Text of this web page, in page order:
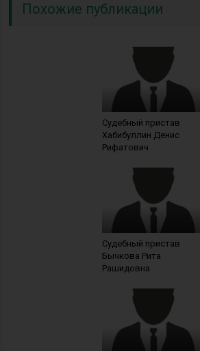
Похожие публикации
Судебный пристав
Хабибуллин Денис
Рифатович
Судебный пристав
Бычкова Рита
Рашидовна